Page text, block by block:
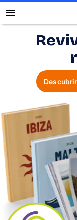
Álbum Digital
Puzzles
Calendarios
Regalos
Fundas